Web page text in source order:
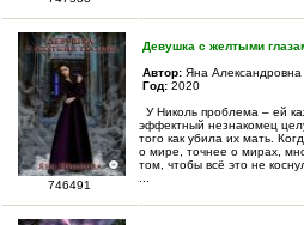
746491
Девушка с желтыми
Автор: Яна
Год: 2020
У Николь проблема – ей
эффектный незнакомец
того как убила их мать.
о мире, точнее о мирах,
том, чтобы всё это не